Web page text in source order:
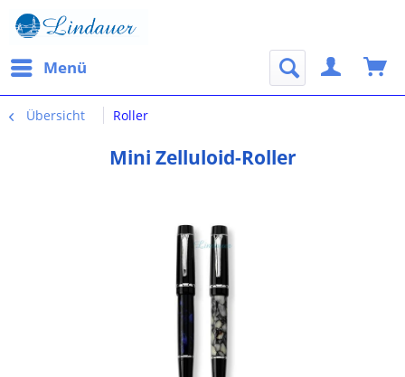
Menü
Übersicht Roller
Mini Zelluloid-Roller